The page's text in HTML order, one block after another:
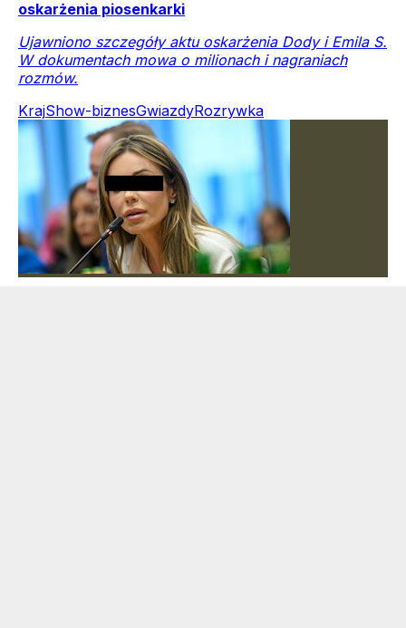
oskarżenia piosenkarki
Ujawniono szczegóły aktu oskarżenia Dody i Emila S.
W dokumentach mowa o milionach i nagraniach
rozmów.
KrajShow-biznesGwiazdyRozrywka